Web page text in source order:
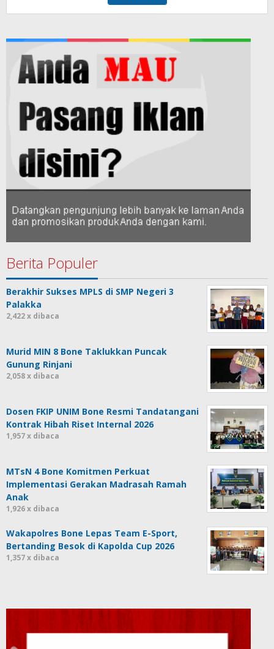
Berita Populer
Berakhir Sukses MPLS di SMP Negeri 3
Palakka
2,422 x dibaca
Murid MIN 8 Bone Taklukkan Puncak
Gunung Rinjani
2,058 x dibaca
Dosen FKIP UNIM Bone Resmi Tandatangani
Kontrak Hibah Riset Internal 2026
1,957 x dibaca
MTsN 4 Bone Komitmen Perkuat
Implementasi Gerakan Madrasah Ramah
Anak
1,926 x dibaca
Wakapolres Bone Lepas Team E-Sport,
Bertanding Besok di Kapolda Cup 2026
1,357 x dibaca